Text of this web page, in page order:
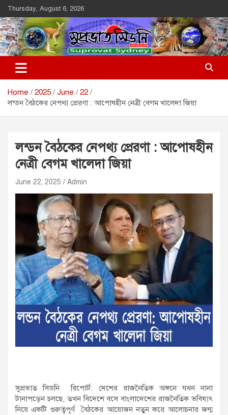
Skip
to
content
Thursday, August 6, 2026
Suprovat Sydney
The Leading Bangladesh Community Newspaper In Australia
Home 2025 June
22
লন্ডন বৈঠকের নেপথ্য প্রেরণা : আপোষহীন নেত্রী বেগম খালেদা জিয়া
লন্ডন বৈঠকের নেপথ্য প্রেরণা : আপোষহীন
নেত্রী বেগম খালেদা জিয়া
June 22, 2025 Admin
সুপ্রভাত সিডনি রিপোর্ট: দেশের রাজনৈতিক অঙ্গনে যখন নানা
টানাপড়েন চলছে, তখন বিদেশে বসে বাংলাদেশের রাজনৈতিক ভবিষ্যৎ
নিয়ে একটি গুরুত্বপূর্ণ বৈঠকের আয়োজন নতুন করে আলোচনার জন্ম